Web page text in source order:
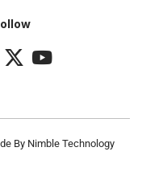
By Nimble Technology